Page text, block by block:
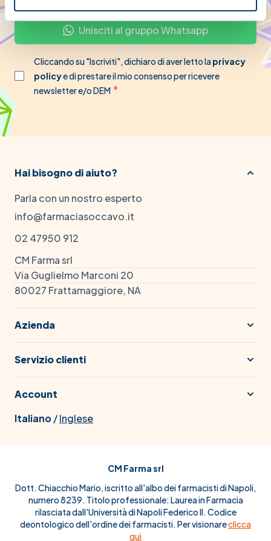
Unisciti al gruppo Whatsapp
Cliccando su "Iscriviti", dichiaro di aver letto la privacy
policye di prestare il mio consenso per ricevere
newsletter e/o DEM
Hai bisogno di aiuto?
Parla con un nostro esperto
info@farmaciasoccavo.it
02 47950 912
CM Farma srl
Via Guglielmo Marconi 20
80027 Frattamaggiore, NA
Azienda
Servizio clienti
Account
Italiano/Inglese
CM Farma srl
Dott. Chiacchio Mario, iscritto all'albo dei farmacisti di Napoli,
numero 8239. Titolo professionale: Laurea in Farmacia
rilasciata dall'Università di Napoli Federico II. Codice
deontologico dell'ordine dei farmacisti. Per visionareclicca
qui